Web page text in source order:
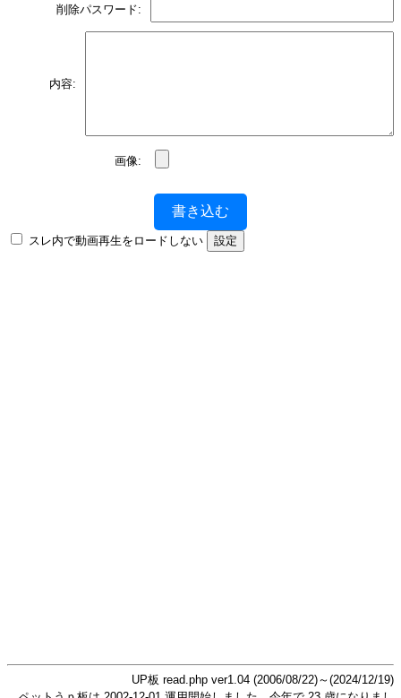
削除パスワード:
内容:
画像:
書き込む
スレ内で動画再生をロードしない
UP板 read.php ver1.04 (2006/08/22)～(2024/12/19)